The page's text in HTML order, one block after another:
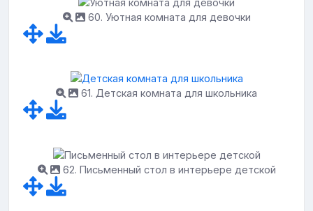
60. Уютная комната для девочки
61. Детская комната для школьника
62. Письменный стол в интерьере детской